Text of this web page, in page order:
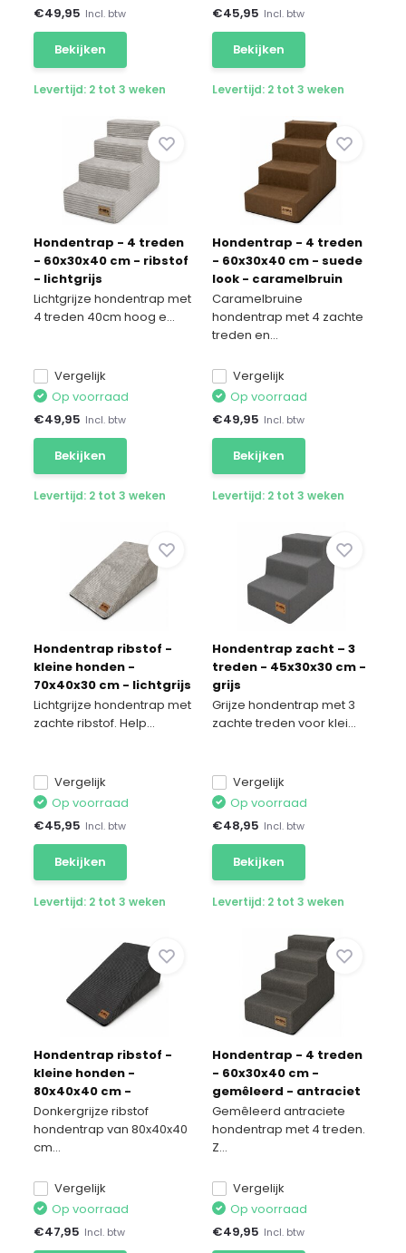
€49,95 Incl. btw
Bekijken
Levertijd: 2 tot 3 weken
€45,95 Incl. btw
Bekijken
Levertijd: 2 tot 3 weken
Hondentrap - 4 treden
- 60x30x40 cm - ribstof
- lichtgrijs
Lichtgrijze hondentrap met
4 treden 40cm hoog e...
Vergelijk
Op voorraad
€49,95 Incl. btw
Bekijken
Levertijd: 2 tot 3 weken
Hondentrap - 4 treden
- 60x30x40 cm - suede
look - caramelbruin
Caramelbruine
hondentrap met 4 zachte
treden en...
Vergelijk
Op voorraad
€49,95 Incl. btw
Bekijken
Levertijd: 2 tot 3 weken
Hondentrap ribstof -
kleine honden -
70x40x30 cm - lichtgrijs
Lichtgrijze hondentrap met
zachte ribstof. Help...
Vergelijk
Op voorraad
€45,95 Incl. btw
Bekijken
Levertijd: 2 tot 3 weken
Hondentrap zacht – 3
treden - 45x30x30 cm -
grijs
Grijze hondentrap met 3
zachte treden voor klei...
Vergelijk
Op voorraad
€48,95 Incl. btw
Bekijken
Levertijd: 2 tot 3 weken
Hondentrap ribstof -
kleine honden -
80x40x40 cm -
donkergrijs
Donkergrijze ribstof
hondentrap van 80x40x40
cm...
Vergelijk
Op voorraad
€47,95 Incl. btw
Hondentrap - 4 treden
- 60x30x40 cm -
gemêleerd - antraciet
Gemêleerd antraciete
hondentrap met 4 treden.
Z...
Vergelijk
Op voorraad
€49,95 Incl. btw